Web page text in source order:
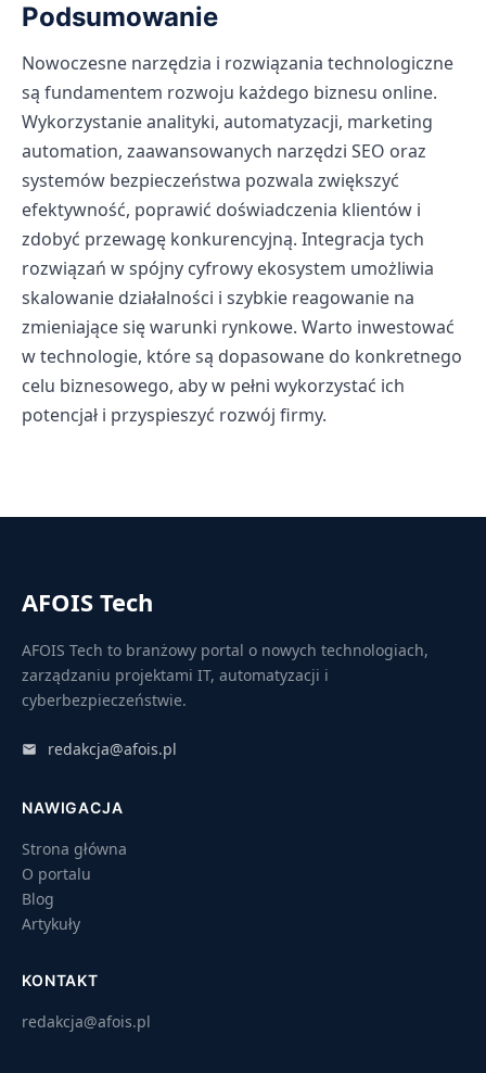
Podsumowanie
Nowoczesne narzędzia i rozwiązania technologiczne
są fundamentem rozwoju każdego biznesu online.
Wykorzystanie analityki, automatyzacji, marketing
automation, zaawansowanych narzędzi SEO oraz
systemów bezpieczeństwa pozwala zwiększyć
efektywność, poprawić doświadczenia klientów i
zdobyć przewagę konkurencyjną. Integracja tych
rozwiązań w spójny cyfrowy ekosystem umożliwia
skalowanie działalności i szybkie reagowanie na
zmieniające się warunki rynkowe. Warto inwestować
w technologie, które są dopasowane do konkretnego
celu biznesowego, aby w pełni wykorzystać ich
potencjał i przyspieszyć rozwój firmy.
AFOIS Tech
AFOIS Tech to branżowy portal o nowych technologiach,
zarządzaniu projektami IT, automatyzacji i
cyberbezpieczeństwie.
redakcja@afois.pl
NAWIGACJA
Strona główna
O portalu
Blog
Artykuły
KONTAKT
redakcja@afois.pl